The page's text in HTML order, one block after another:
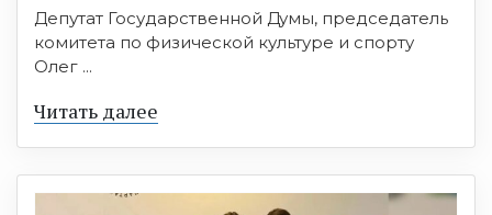
Депутат Государственной Думы, председатель
комитета по физической культуре и спорту
Олег ...
Читать далее